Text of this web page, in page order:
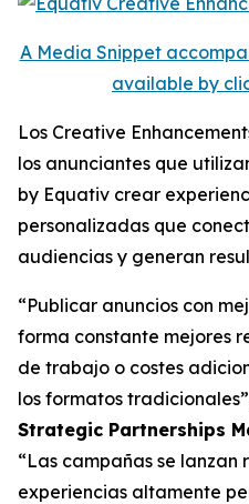
A Media Snippet
available by
Los Creative
los anunciantes que
by Equativ crear
personalizadas que
audiencias y generan
“Publicar anuncios con
forma constante mejores
de trabajo o costes
los formatos
Strategic Partnerships
“Las campañas se
experiencias altamente